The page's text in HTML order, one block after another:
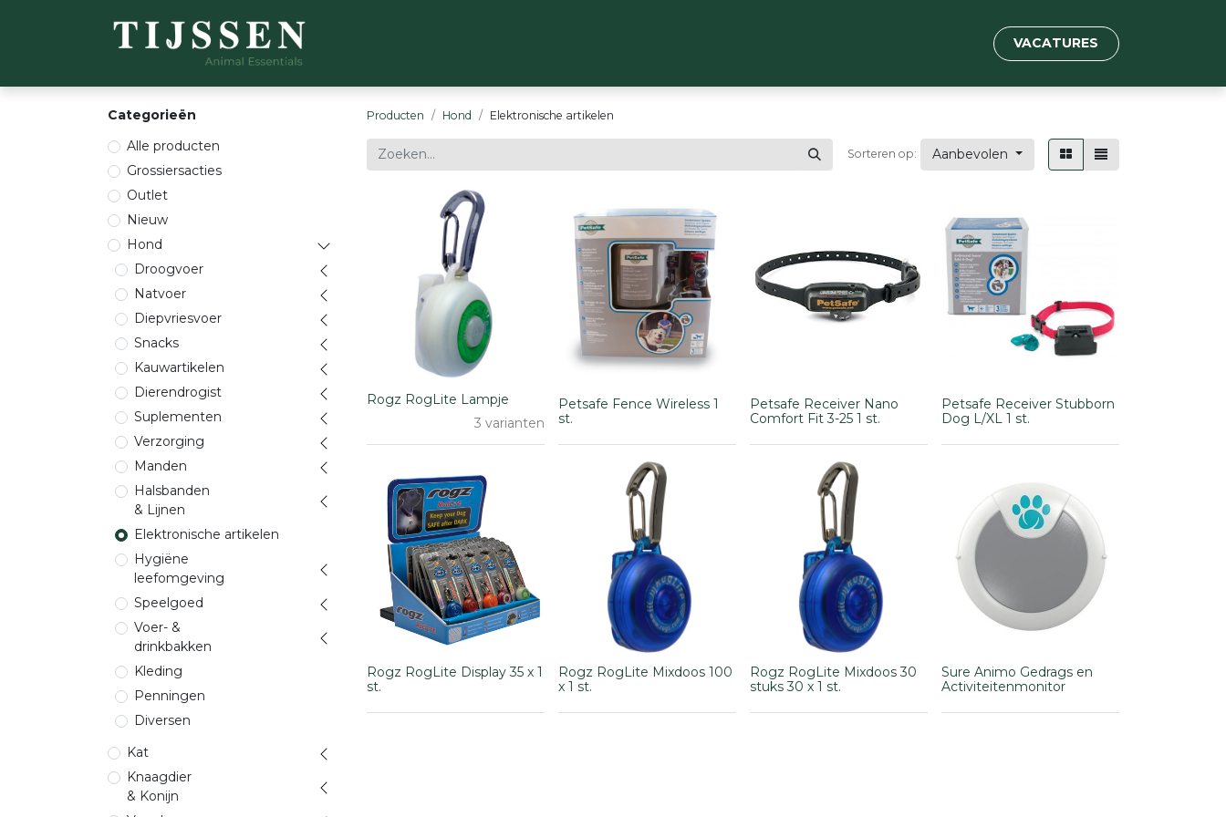
VACATURES
Categorieën
Alle producten
Grossiersacties
Outlet
Nieuw
Hond
Droogvoer
Natvoer
Diepvriesvoer
Snacks
Kauwartikelen
Dierendrogist
Suplementen
Verzorging
Manden
Halsbanden
& Lijnen
Elektronische artikelen
Hygiëne
leefomgeving
Speelgoed
Voer- &
drinkbakken
Kleding
Penningen
Diversen
Kat
Knaagdier
& Konijn
Producten Hond Elektronische artikelen
Sorteren op: Aanbevolen
Rogz RogLite Lampje
3 varianten
Petsafe Fence Wireless 1
st.
Petsafe Receiver Nano
Comfort Fit 3-25 1 st.
Petsafe Receiver Stubborn
Dog L/XL 1 st.
Rogz RogLite Display 35 x 1
st.
Rogz RogLite Mixdoos 100
x 1 st.
Rogz RogLite Mixdoos 30
stuks 30 x 1 st.
Sure Animo Gedrags en
Activiteitenmonitor